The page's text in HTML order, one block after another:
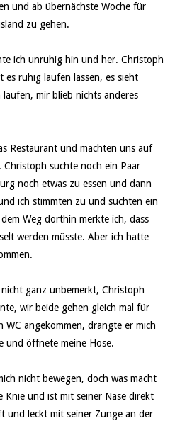
und ab übernächste Woche für
zu gehen.
ich unruhig hin und her. Christoph
ruhig laufen lassen, es sieht
mir blieb nichts anderes
Restaurant und machten uns auf
Christoph suchte noch ein Paar
noch etwas zu essen und dann
ich stimmten zu und suchten ein
Weg dorthin merkte ich, dass
werden müsste. Aber ich hatte
ganz unbemerkt, Christoph
wir beide gehen gleich mal für
WC angekommen, drängte er mich
und öffnete meine Hose.
nicht bewegen, doch was macht
und ist mit seiner Nase direkt
und leckt mit seiner Zunge an der